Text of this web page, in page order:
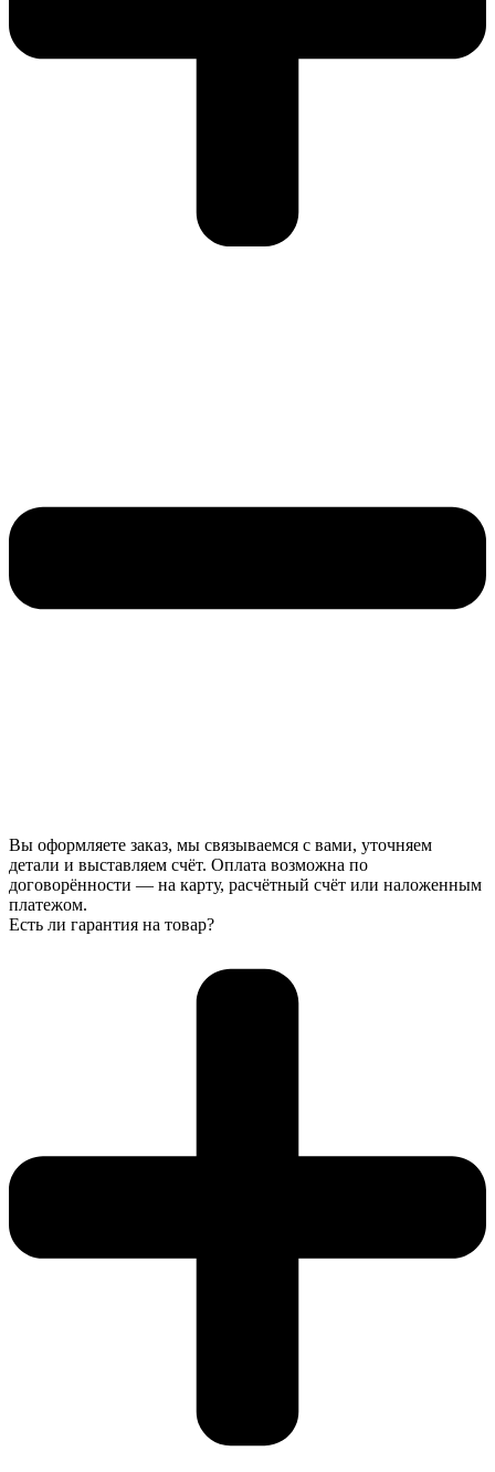
Вы оформляете заказ, мы связываемся с вами, уточняем
детали и выставляем счёт. Оплата возможна по
договорённости — на карту, расчётный счёт или наложенным
платежом.
Есть ли гарантия на товар?